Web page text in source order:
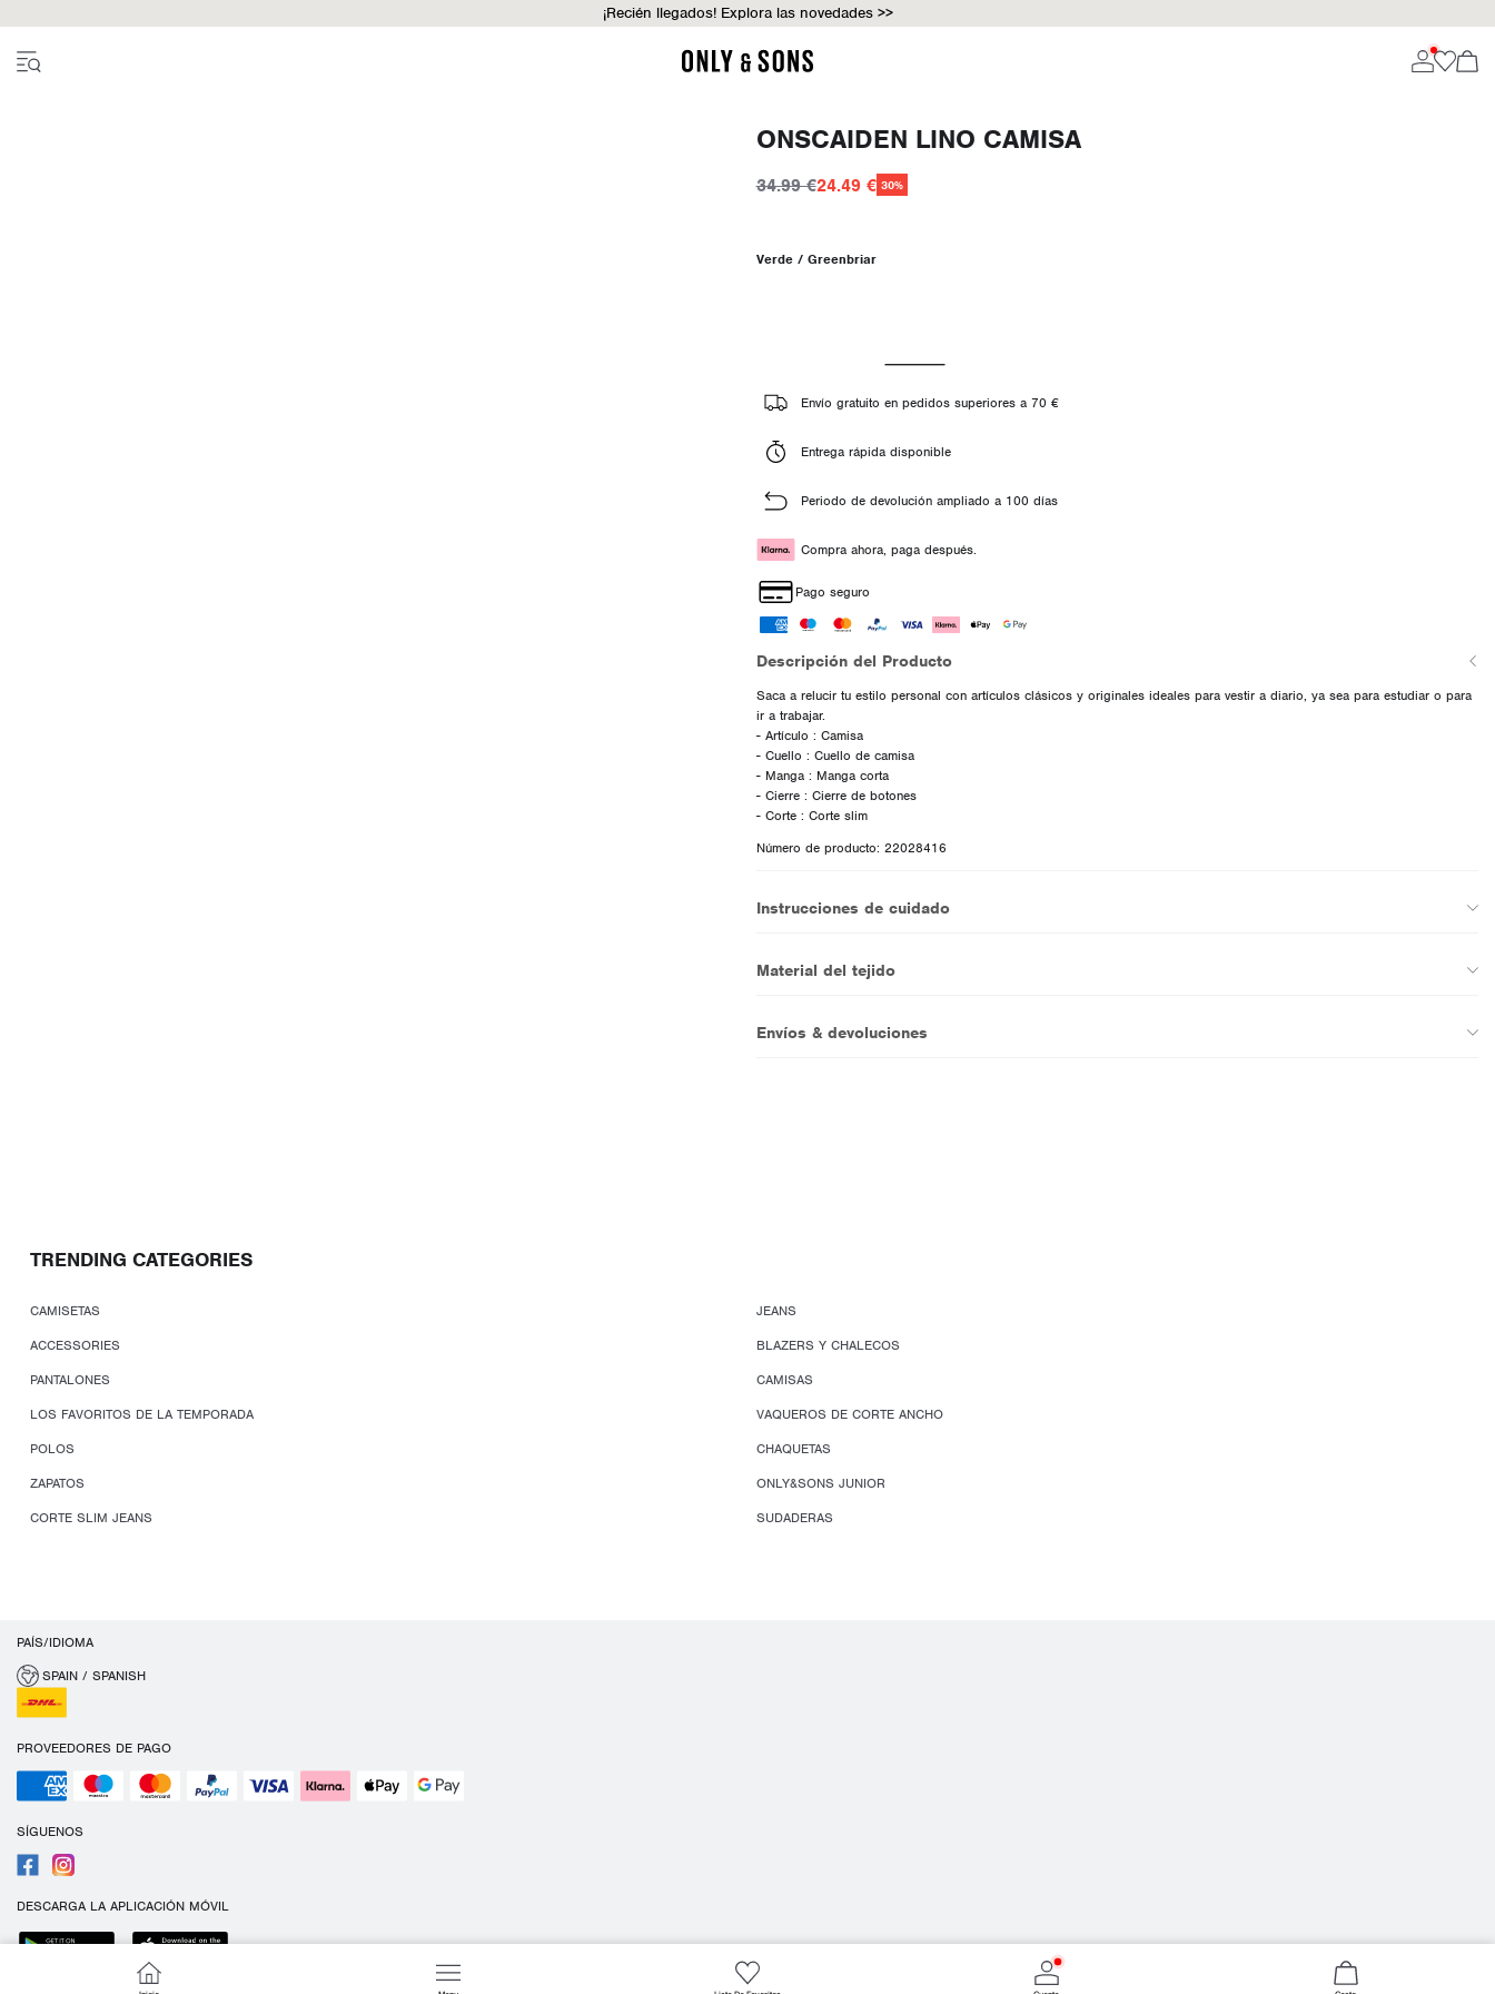
¡Recién llegados! Explora las novedades >>
ONSCAIDEN LINO CAMISA
34.99 €24.49 € 30%
Verde / Greenbriar
Envío gratuito en pedidos superiores a 70 €
Entrega rápida disponible
Periodo de devolución ampliado a 100 días
Compra ahora, paga después.
Pago seguro
Descripción del Producto
Saca a relucir tu estilo personal con artículos clásicos y originales ideales para vestir a diario, ya sea para estudiar o para
ir a trabajar.
- Artículo : Camisa
- Cuello : Cuello de camisa
- Manga : Manga corta
- Cierre : Cierre de botones
- Corte : Corte slim
Número de producto: 22028416
Instrucciones de cuidado
Material del tejido
Envíos & devoluciones
TRENDING CATEGORIES
CAMISETAS
JEANS
ACCESSORIES
BLAZERS Y CHALECOS
PANTALONES
CAMISAS
LOS FAVORITOS DE LA TEMPORADA
VAQUEROS DE CORTE ANCHO
POLOS
CHAQUETAS
ZAPATOS
ONLY&SONS JUNIOR
CORTE SLIM JEANS
SUDADERAS
PAÍS/IDIOMA
SPAIN / SPANISH
PROVEEDORES DE PAGO
SÍGUENOS
DESCARGA LA APLICACIÓN MÓVIL